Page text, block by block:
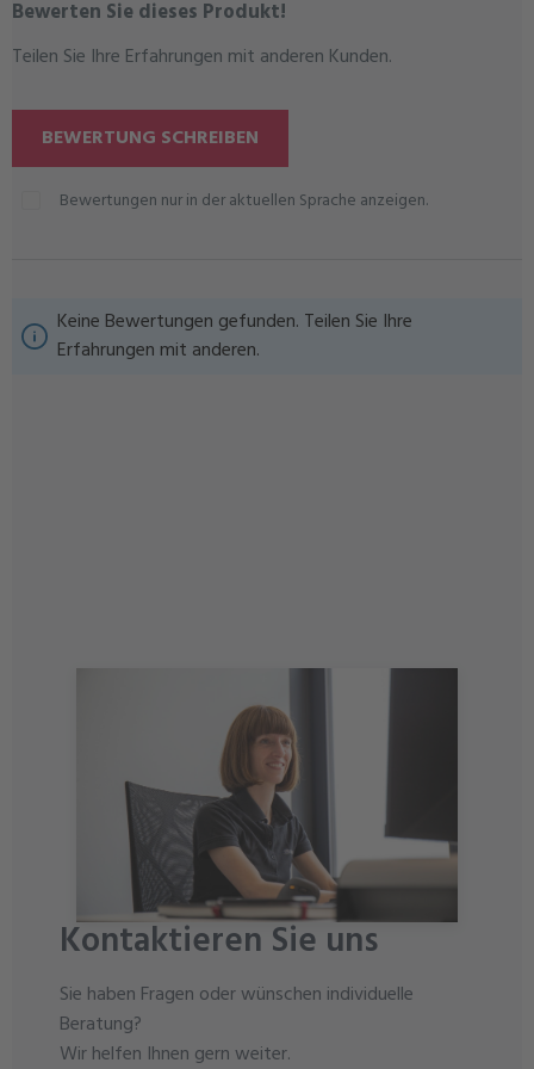
Durchschnittliche Bewertung von 0 von 5 Sternen
Bewerten Sie dieses Produkt!
Teilen Sie Ihre Erfahrungen mit anderen Kunden.
BEWERTUNG SCHREIBEN
Bewertungen nur in der aktuellen Sprache anzeigen.
Keine Bewertungen gefunden. Teilen Sie Ihre
Erfahrungen mit anderen.
Kontaktieren Sie uns
Sie haben Fragen oder wünschen individuelle
Beratung?
Wir helfen Ihnen gern weiter.